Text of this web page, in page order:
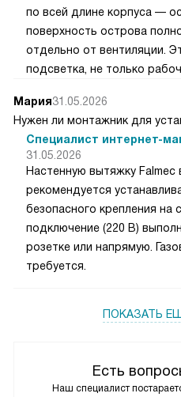
Есть
Наш специалист
по всей длине корпуса —
поверхность острова
отдельно от вентиляции.
подсветка, не только
Мария31.05.2026
Нужен ли монтажник для
Специалист интернет-
31.05.2026
Настенную вытяжку Falmec
рекомендуется
безопасного крепления на
подключение (220 В)
розетке или напрямую.
требуется.
ПОКАЗАТЬ